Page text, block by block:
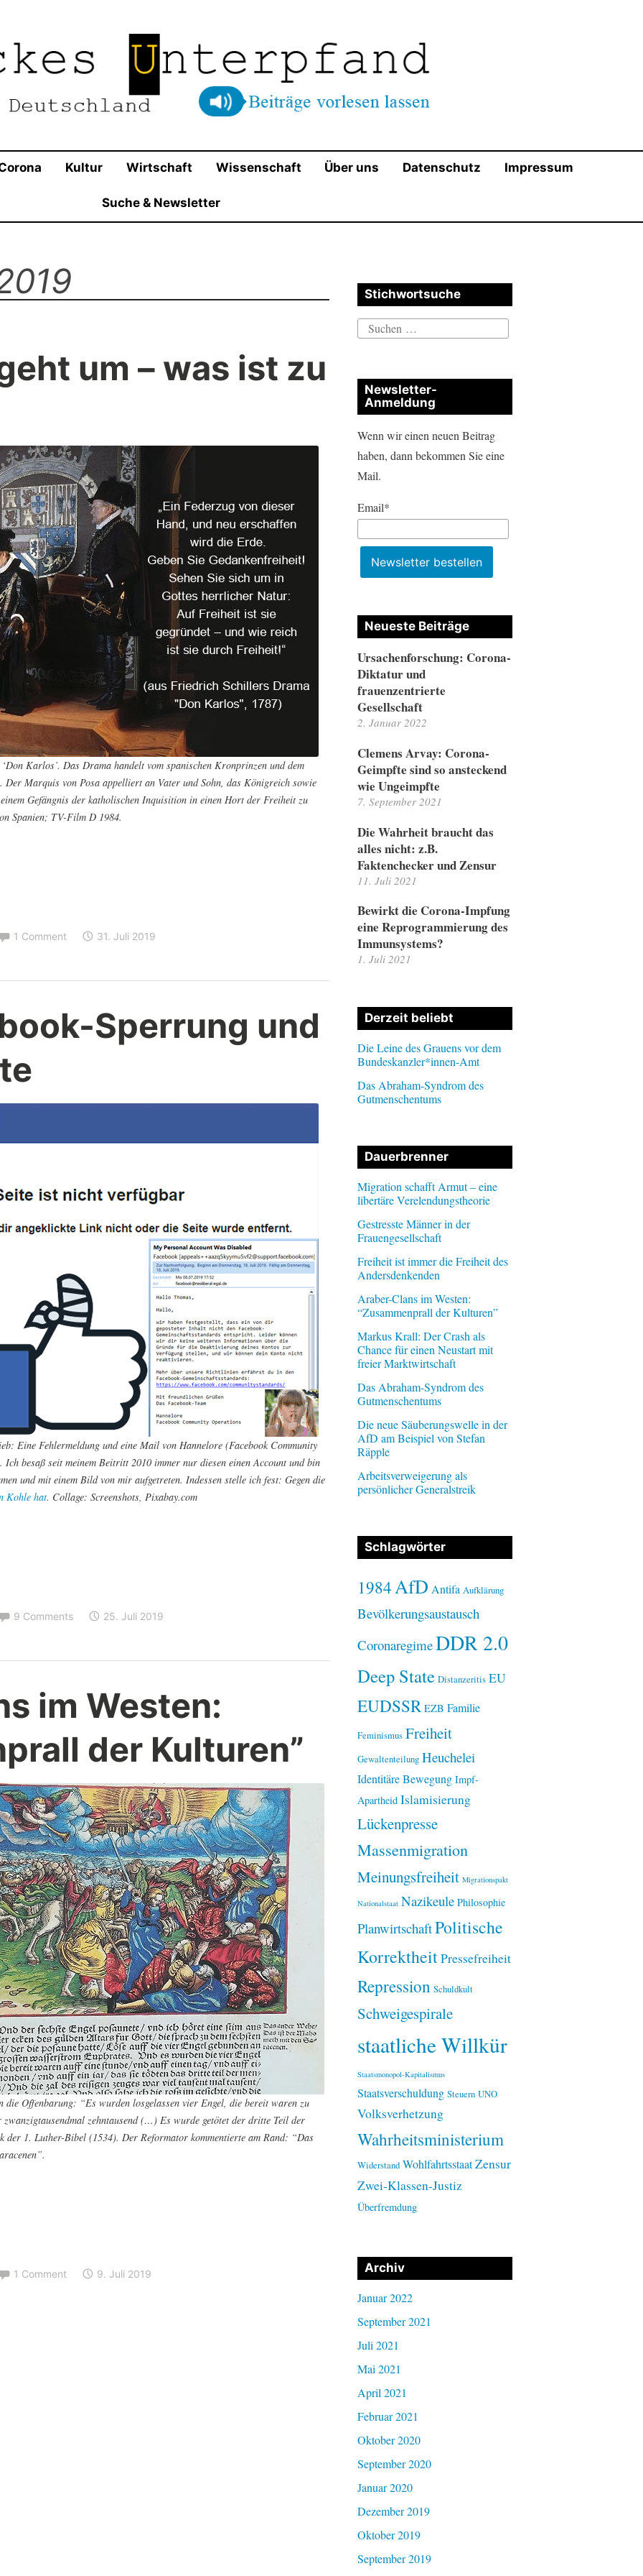
für Deutschland
die Ansichten von Wirtschaftsliberalen und Konservativen zu respektieren!
Kultur Wirtschaft Wissenschaft Über uns Datenschutz Impressum
Suche & Newsletter
um – was ist zu
Karlos’. Das Drama handelt vom spanischen Kronprinzen und dem
Marquis von Posa appelliert an Vater und Sohn, das Königreich sowie
Gefängnis der katholischen Inquisition in einen Hort der Freiheit zu
Spanien; TV-Film D 1984.
1 Comment 31. Juli 2019
Sperrung und
Eine Fehlermeldung und eine Mail von Hannelore (Facebook Community
besaß seit meinem Beitritt 2010 immer nur diesen einen Account und bin
und mit einem Bild von mir aufgetreten. Indessen stelle ich fest: Gegen die
Kohle hat. Collage: Screenshots, Pixabay.com
9 Comments 25. Juli 2019
im Westen:
der Kulturen”
Offenbarung: “Es wurden losgelassen vier Engel, die bereit waren zu
zehntausend (…) Es wurde getötet der dritte Teil der
der 1. Luther-Bibel (1534). Der Reformator kommentierte am Rand: “Das
1 Comment 9. Juli 2019
Stichwortsuche
Suchen
Newsletter-
Anmeldung
Wenn wir einen neuen Beitrag
haben, dann bekommen Sie eine
Mail.
Email*
Neueste Beiträge
Ursachenforschung: Corona-
Diktatur und
frauenzentrierte
Gesellschaft
2. Januar 2022
Clemens Arvay: Corona-
Geimpfte sind so ansteckend
wie Ungeimpfte
7. September 2021
Die Wahrheit braucht das
alles nicht: z.B.
Faktenchecker und Zensur
11. Juli 2021
Bewirkt die Corona-Impfung
eine Reprogrammierung des
Immunsystems?
1. Juli 2021
Derzeit beliebt
Die Leine des Grauens vor dem
Bundeskanzler*innen-Amt
Das Abraham-Syndrom des
Gutmenschentums
Dauerbrenner
Migration schafft Armut – eine
libertäre Verelendungstheorie
Gestresste Männer in der
Frauengesellschaft
Freiheit ist immer die Freiheit des
Andersdenkenden
Araber-Clans im Westen:
“Zusammenprall der Kulturen”
Markus Krall: Der Crash als
Chance für einen Neustart mit
freier Marktwirtschaft
Das Abraham-Syndrom des
Gutmenschentums
Die neue Säuberungswelle in der
AfD am Beispiel von Stefan
Räpple
Arbeitsverweigerung als
persönlicher Generalstreik
Schlagwörter
1984AfD Antifa Aufklärung
Bevölkerungsaustausch
CoronaregimeDDR 2.0
Deep State Distanzeritis EU
EUDSSR EZB Familie
Feminismus Freiheit
Gewaltenteilung Heuchelei
Identitäre Bewegung Impf-
Apartheid Islamisierung
Lückenpresse
Massenmigration
Meinungsfreiheit Migrationspakt
Nationalstaat Nazikeule Philosophie
PlanwirtschaftPolitische
KorrektheitPressefreiheit
Repression Schuldkult
Schweigespirale
staatliche Willkür
Staatsmonopol-Kapitalismus
Staatsverschuldung Steuern UNO
Volksverhetzung
Wahrheitsministerium
Widerstand WohlfahrtsstaatZensur
Zwei-Klassen-Justiz
Überfremdung
Archiv
Januar 2022
September 2021
Juli 2021
Mai 2021
April 2021
Februar 2021
Oktober 2020
September 2020
Januar 2020
Dezember 2019
Oktober 2019
September 2019